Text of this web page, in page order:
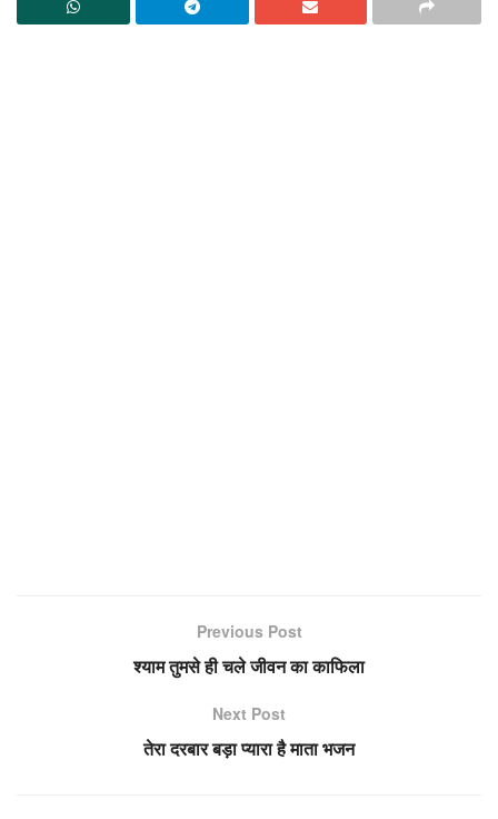
Previous Post
श्याम तुमसे ही चले जीवन का काफिला
Next Post
तेरा दरबार बड़ा प्यारा है माता भजन